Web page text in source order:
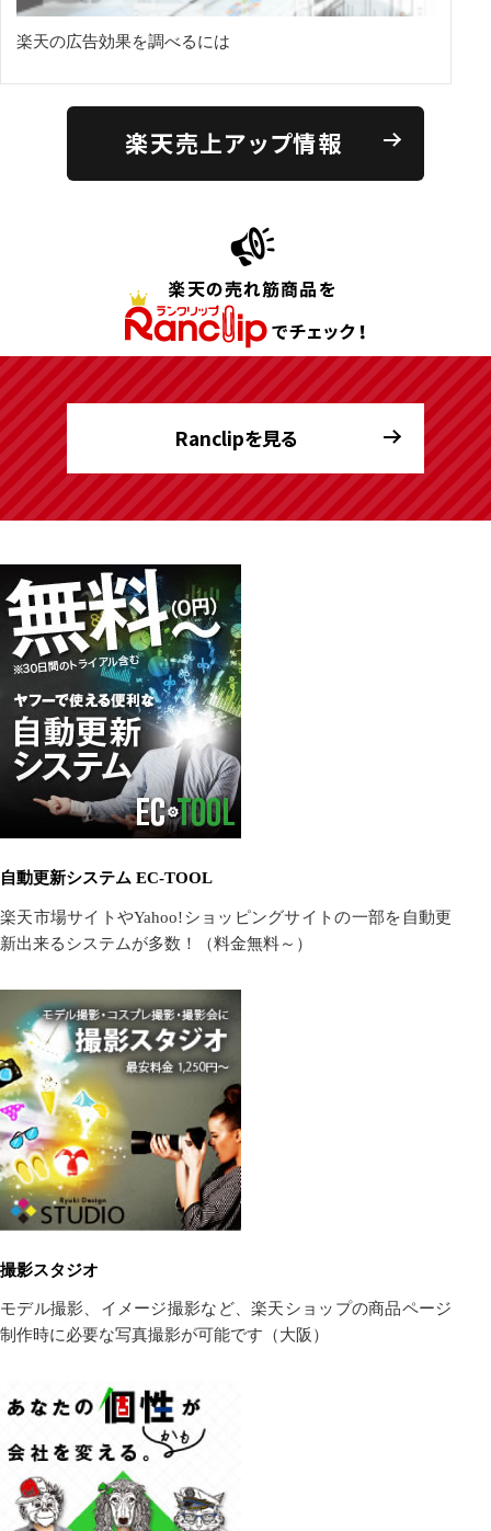
楽天の広告効果を調べるには
楽天売上アップ情報
Ranclipを見る
自動更新システム EC-TOOL
楽天市場サイトやYahoo!ショッピングサイトの一部を自動更
新出来るシステムが多数！（料金無料～）
撮影スタジオ
モデル撮影、イメージ撮影など、楽天ショップの商品ページ
制作時に必要な写真撮影が可能です（大阪）